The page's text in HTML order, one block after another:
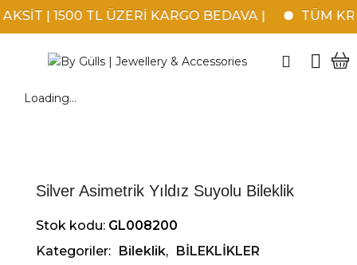
| 1500 TL ÜZERİ KARGO BEDAVA | TÜM
Loading...
Silver Asimetrik Yıldız Suyolu Bileklik
Stok kodu: GL008200
Kategoriler: Bileklik, BİLEKLİKLER